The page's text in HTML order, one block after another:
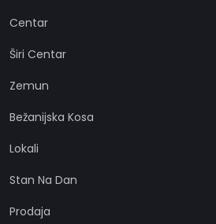
Centar
Širi Centar
Zemun
Bežanijska Kosa
Lokali
Stan Na Dan
Prodaja